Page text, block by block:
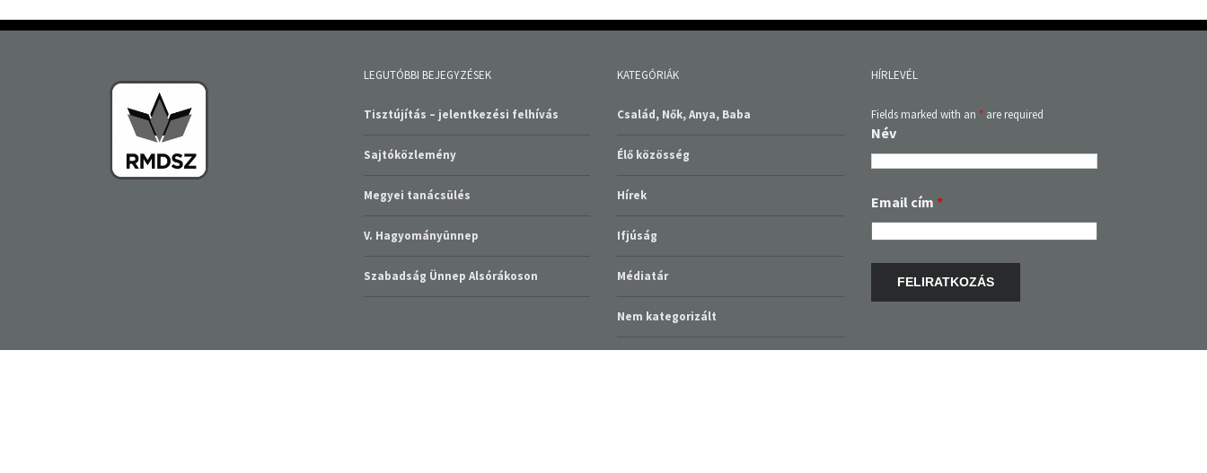
LEGUTÓBBI BEJEGYZÉSEK
Tisztújítás – jelentkezési felhívás
Sajtóközlemény
Megyei tanácsülés
V. Hagyományünnep
Szabadság Ünnep Alsórákoson
KATEGÓRIÁK
Család, Nők, Anya, Baba
Élő közösség
Hírek
Ifjúság
Médiatár
Nem kategorizált
HÍRLEVÉL
Fields marked with an *are required
Név
Email cím *